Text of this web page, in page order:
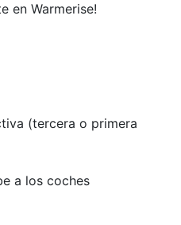
en Warmerise!
(tercera o primera
a los coches